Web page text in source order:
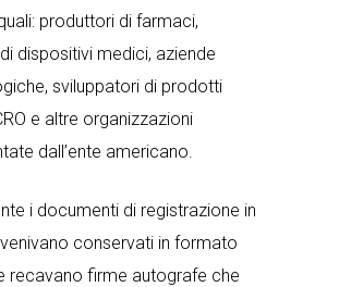
produttori di farmaci,
dispositivi medici, aziende
sviluppatori di prodotti
e altre organizzazioni
dall’ente americano.
i documenti di registrazione in
conservati in formato
recavano firme autografe che